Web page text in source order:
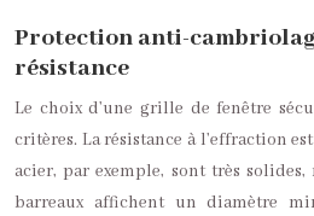
Protection anti-
résistance
Le choix d’une grille de fenêtre
critères. La résistance à l’effraction
acier, par exemple, sont très
barreaux affichent un diamètre